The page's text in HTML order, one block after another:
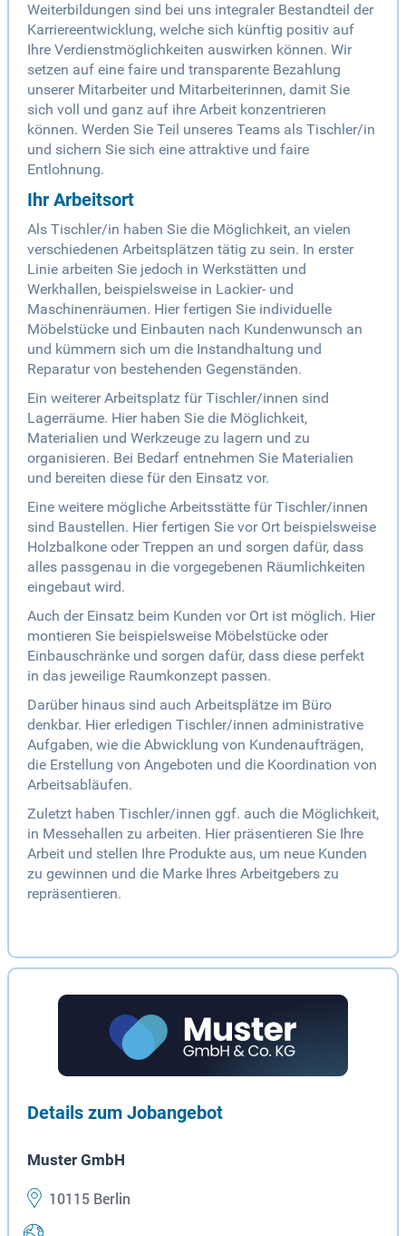
Weiterbildungen sind bei uns integraler Bestandteil der
Karriereentwicklung, welche sich künftig positiv auf
Ihre Verdienstmöglichkeiten auswirken können. Wir
setzen auf eine faire und transparente Bezahlung
unserer Mitarbeiter und Mitarbeiterinnen, damit Sie
sich voll und ganz auf ihre Arbeit konzentrieren
können. Werden Sie Teil unseres Teams als Tischler/in
und sichern Sie sich eine attraktive und faire
Entlohnung.
Ihr Arbeitsort
Als Tischler/in haben Sie die Möglichkeit, an vielen
verschiedenen Arbeitsplätzen tätig zu sein. In erster
Linie arbeiten Sie jedoch in Werkstätten und
Werkhallen, beispielsweise in Lackier- und
Maschinenräumen. Hier fertigen Sie individuelle
Möbelstücke und Einbauten nach Kundenwunsch an
und kümmern sich um die Instandhaltung und
Reparatur von bestehenden Gegenständen.
Ein weiterer Arbeitsplatz für Tischler/innen sind
Lagerräume. Hier haben Sie die Möglichkeit,
Materialien und Werkzeuge zu lagern und zu
organisieren. Bei Bedarf entnehmen Sie Materialien
und bereiten diese für den Einsatz vor.
Eine weitere mögliche Arbeitsstätte für Tischler/innen
sind Baustellen. Hier fertigen Sie vor Ort beispielsweise
Holzbalkone oder Treppen an und sorgen dafür, dass
alles passgenau in die vorgegebenen Räumlichkeiten
eingebaut wird.
Auch der Einsatz beim Kunden vor Ort ist möglich. Hier
montieren Sie beispielsweise Möbelstücke oder
Einbauschränke und sorgen dafür, dass diese perfekt
in das jeweilige Raumkonzept passen.
Darüber hinaus sind auch Arbeitsplätze im Büro
denkbar. Hier erledigen Tischler/innen administrative
Aufgaben, wie die Abwicklung von Kundenaufträgen,
die Erstellung von Angeboten und die Koordination von
Arbeitsabläufen.
Zuletzt haben Tischler/innen ggf. auch die Möglichkeit,
in Messehallen zu arbeiten. Hier präsentieren Sie Ihre
Arbeit und stellen Ihre Produkte aus, um neue Kunden
zu gewinnen und die Marke Ihres Arbeitgebers zu
repräsentieren.
Details zum Jobangebot
Muster GmbH
10115 Berlin